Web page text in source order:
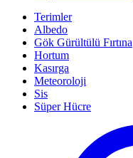
Terimler
Albedo
Gök Gürültülü Fırtına
Hortum
Kasırga
Meteoroloji
Sis
Süper Hücre